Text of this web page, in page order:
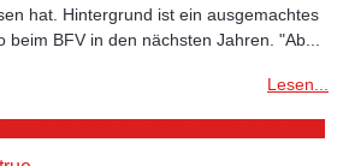
hat. Hintergrund ist ein ausgemachtes
beim BFV in den nächsten Jahren. "Ab...
Lesen...